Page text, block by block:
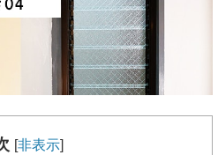
[非表示]